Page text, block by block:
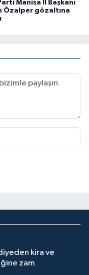
Manisa İl Başkanı
Özalper gözaltına
kira ve
zam